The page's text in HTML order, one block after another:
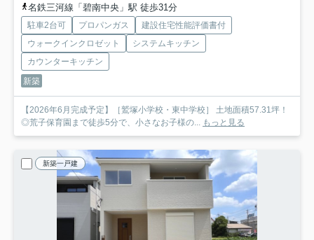
名鉄三河線「碧南中央」駅 徒歩31分
駐車2台可 プロパンガス
建設住宅性能評価書付
ウォークインクロゼット
システムキッチン
カウンターキッチン
新築
【2026年6月完成予定】［鷲塚小学校・東中学校］ 土地面積57.31坪！
◎荒子保育園まで徒歩5分で、小さなお子様の... もっと見る
新築一戸建